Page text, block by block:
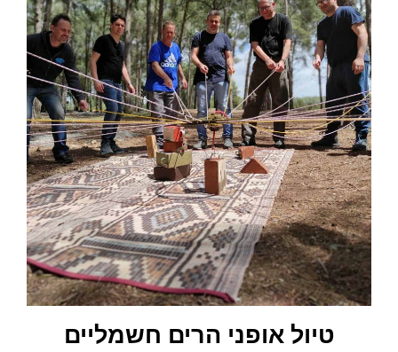
טיול אופני הרים חשמליים